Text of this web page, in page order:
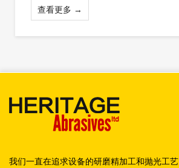
查看更多 →
我们一直在追求设备的研磨精加工和抛光工